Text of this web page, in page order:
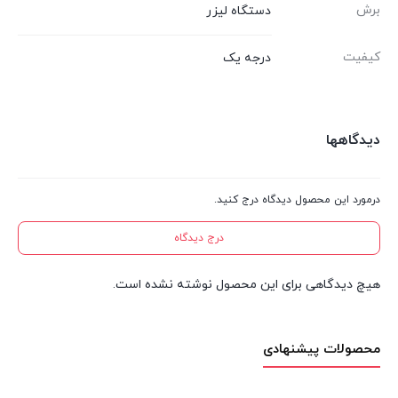
برش دستگاه لیزر
کیفیت درجه یک
دیدگاهها
درمورد این محصول دیدگاه درج کنید.
درج دیدگاه
هیچ دیدگاهی برای این محصول نوشته نشده است.
محصولات پیشنهادی